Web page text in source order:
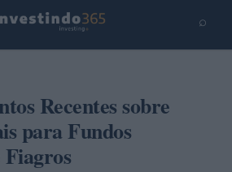
⌕
Recentes sobre
para Fundos